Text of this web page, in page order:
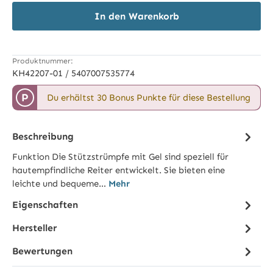
In den Warenkorb
Produktnummer:
KH42207-01 / 5407007535774
P Du erhältst 30 Bonus Punkte für diese Bestellung
Beschreibung
Funktion Die Stützstrümpfe mit Gel sind speziell für
hautempfindliche Reiter entwickelt. Sie bieten eine
leichte und bequeme… Mehr
Eigenschaften
Hersteller
Bewertungen